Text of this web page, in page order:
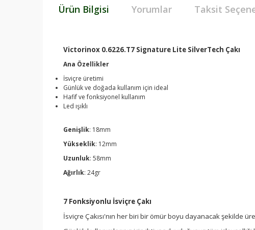
Ürün Bilgisi Yorumlar Taksit
Victorinox 0.6226.T7 Signature Lite SilverTech Çakı
Ana Özellikler
İsviçre üretimi
Günlük ve doğada kullanım için ideal
Hafif ve fonksiyonel kullanım
Led ışıklı
Genişlik: 18mm
Yükseklik: 12mm
Uzunluk: 58mm
Ağırlık: 24gr
7 Fonksiyonlu İsviçre Çakı
İsviçre Çakısı'nın her biri bir ömür boyu dayanacak şekilde